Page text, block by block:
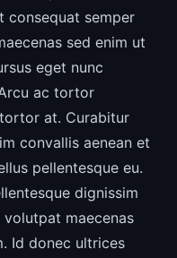
consequat semper
sed enim ut
eget nunc
ac tortor
at. Curabitur
convallis aenean et
pellentesque eu.
dignissim
maecenas
Id donec ultrices